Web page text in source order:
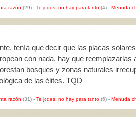
razón (29) - Te jodes, no hay para tanto (4) - Menuda
tenía que decir que las placas
con nada, hay que
bosques y zonas naturales
de las élites. TQD
razón (31) - Te jodes, no hay para tanto (6) - Menuda